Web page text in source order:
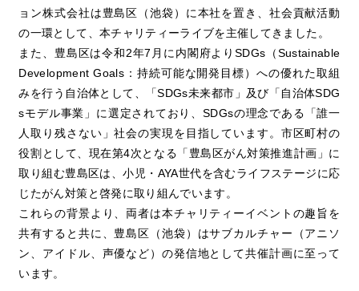
ョン株式会社は豊島区（池袋）に本社を置き、社会貢献活動
の一環として、本チャリティーライブを主催してきました。
また、豊島区は令和2年7月に内閣府よりSDGs（Sustainable
Development Goals：持続可能な開発目標）への優れた取組
みを行う自治体として、「SDGs未来都市」及び「自治体SDG
sモデル事業」に選定されており、SDGsの理念である「誰一
人取り残さない」社会の実現を目指しています。市区町村の
役割として、現在第4次となる「豊島区がん対策推進計画」に
取り組む豊島区は、小児・AYA世代を含むライフステージに応
じたがん対策と啓発に取り組んでいます。
これらの背景より、両者は本チャリティーイベントの趣旨を
共有すると共に、豊島区（池袋）はサブカルチャー（アニソ
ン、アイドル、声優など）の発信地として共催計画に至って
います。